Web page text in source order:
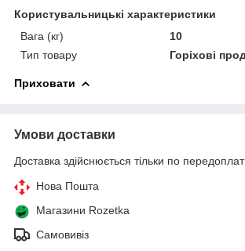
Користувальницькі характеристики
Вага (кг)
10
Тип товару
Горіхові
Приховати
Умови доставки
Доставка здійснюється тільки по
Нова Пошта
Магазини Rozetka
Самовивіз